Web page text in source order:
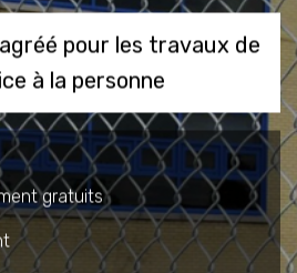
pour les travaux de
à la personne
gratuits